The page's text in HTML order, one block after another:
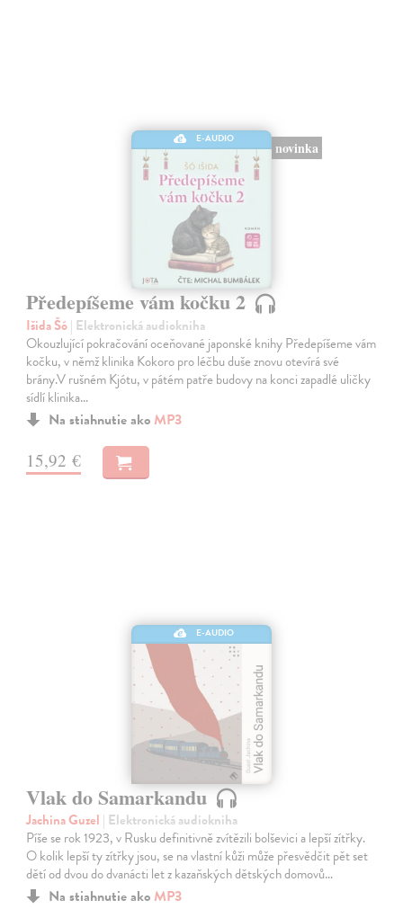
E-AUDIO
novinka
Předepíšeme vám kočku 2
Išida Šó| Elektronická audiokniha
Okouzlující pokračování oceňované japonské knihy Předepíšeme vám
kočku, v němž klinika Kokoro pro léčbu duše znovu otevírá své
brány.V rušném Kjótu, v pátém patře budovy na konci zapadlé uličky
sídlí klinika…
Na stiahnutie ako MP3
15,92 €
E-AUDIO
Vlak do Samarkandu
Jachina Guzel | Elektronická audiokniha
Píše se rok 1923, v Rusku definitivně zvítězili bolševici a lepší zítřky.
O kolik lepší ty zítřky jsou, se na vlastní kůži může přesvědčit pět set
dětí od dvou do dvanácti let z kazaňských dětských domovů…
Na stiahnutie ako MP3